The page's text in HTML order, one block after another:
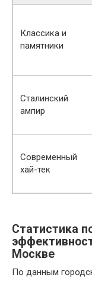
Классика и
памятники
Сталинский
ампир
Современный
хай-тек
Статистика
Москве
По данным